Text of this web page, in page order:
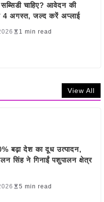
चाहिए? आवेदन की
4 अगस्त, जल्द करें अप्लाई
1 min read
View All
बढ़ा देश का दूध उत्पादन,
सिंह ने गिनाईं पशुपालन क्षेत्र
5 min read